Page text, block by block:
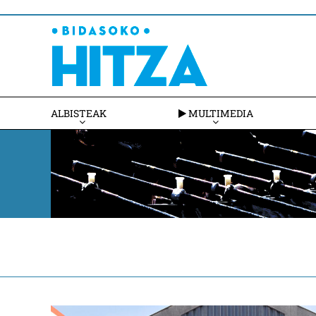
ALBISTEAK MULTIMEDIA